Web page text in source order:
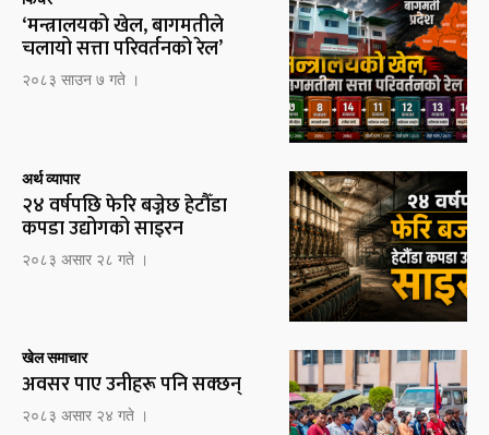
‘मन्त्रालयको खेल, बागमतीले
चलायो सत्ता परिवर्तनको रेल’
२०८३ साउन ७ गते ।
अर्थ व्यापार
२४ वर्षपछि फेरि बज्नेछ हेटौँडा
कपडा उद्योगको साइरन
२०८३ असार २८ गते ।
खेल समाचार
अवसर पाए उनीहरू पनि सक्छन्
२०८३ असार २४ गते ।